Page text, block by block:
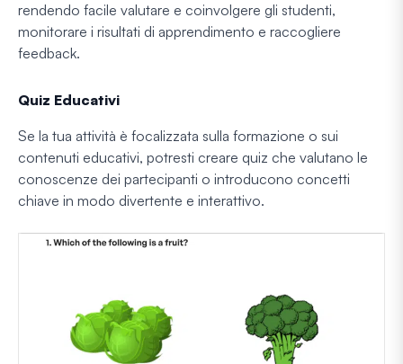
rendendo facile valutare e coinvolgere gli studenti,
monitorare i risultati di apprendimento e raccogliere
feedback.
Quiz Educativi
Se la tua attività è focalizzata sulla formazione o sui
contenuti educativi, potresti creare quiz che valutano le
conoscenze dei partecipanti o introducono concetti
chiave in modo divertente e interattivo.